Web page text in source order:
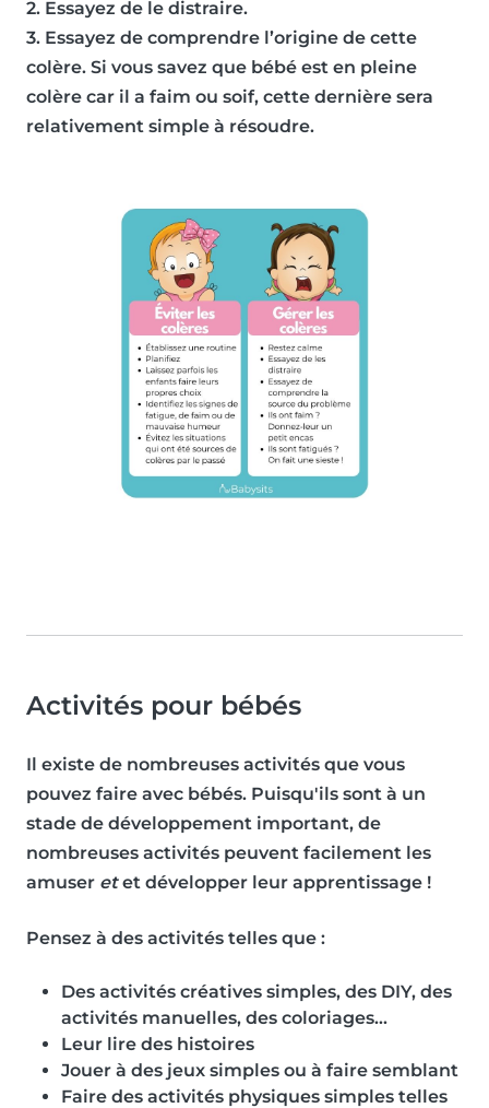
2. Essayez de le distraire.
3. Essayez de comprendre l’origine de cette
colère. Si vous savez que bébé est en pleine
colère car il a faim ou soif, cette dernière sera
relativement simple à résoudre.
Activités pour bébés
Il existe de nombreuses activités que vous
pouvez faire avec bébés. Puisqu'ils sont à un
stade de développement important, de
nombreuses activités peuvent facilement les
amuser etet développer leur apprentissage !
Pensez à des activités telles que :
Des activités créatives simples, des DIY, des
activités manuelles, des coloriages...
Leur lire des histoires
Jouer à des jeux simples ou à faire semblant
Faire des activités physiques simples telles